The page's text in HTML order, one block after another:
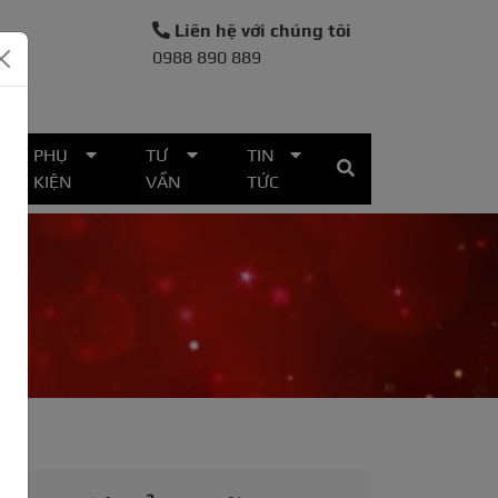
Liên hệ với chúng tôi
0988 890 889
PHỤ
KIỆN
TƯ
VẤN
TIN
TỨC